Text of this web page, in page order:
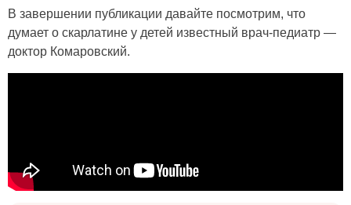
В завершении публикации давайте посмотрим, что
думает о скарлатине у детей известный врач-педиатр —
доктор Комаровский.